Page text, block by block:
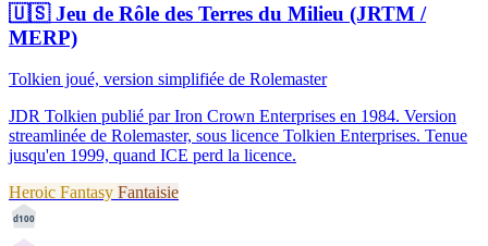
🇺🇸Jeu de Rôle des Terres du Milieu (JRTM /
MERP)
Tolkien joué, version simplifiée de Rolemaster
JDR Tolkien publié par Iron Crown Enterprises en 1984. Version
streamlinée de Rolemaster, sous licence Tolkien Enterprises. Tenue
jusqu'en 1999, quand ICE perd la licence.
Heroic Fantasy Fantaisie
d100